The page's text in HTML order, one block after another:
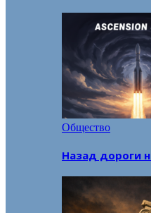
Общество
Назад дороги